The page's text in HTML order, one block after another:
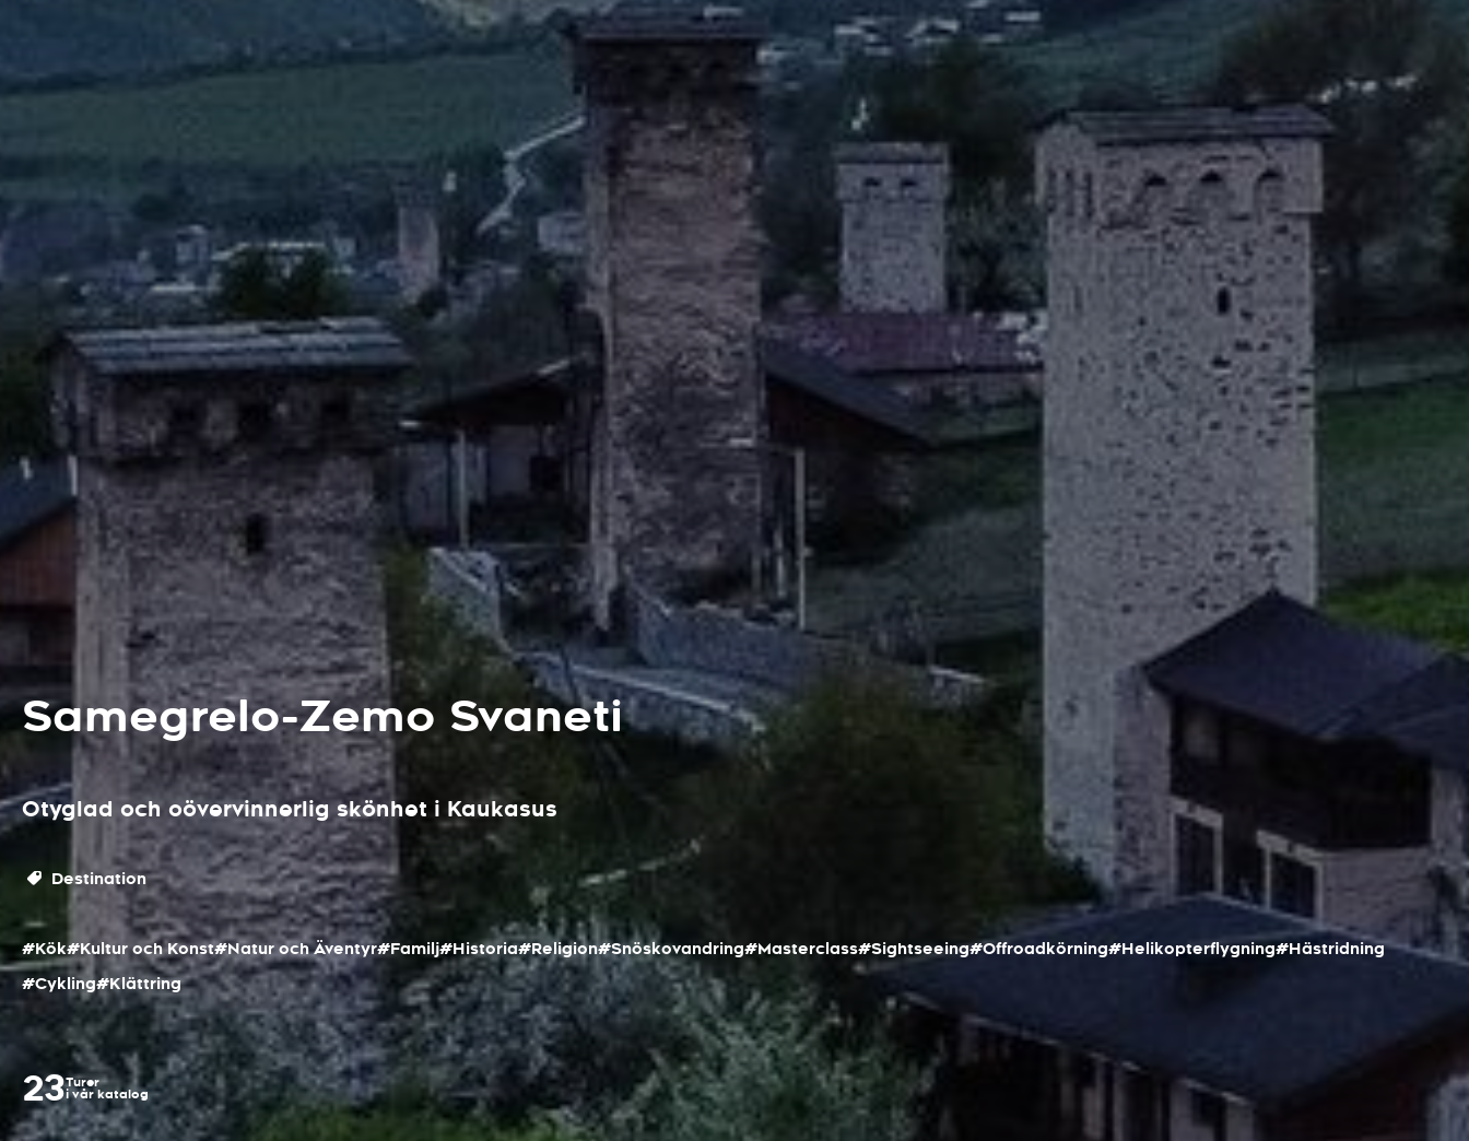
Samegrelo-Zemo Svaneti
Otyglad och oövervinnerlig skönhet i Kaukasus
Destination
#Kök#Kultur och Konst#Natur och Äventyr#Familj#Historia#Religion#Snöskovandring#Masterclass#Sightseeing#Offroadkörning#Helikopterflygning#Hästridning
#Cykling#Klättring
23Turer
i vår katalog